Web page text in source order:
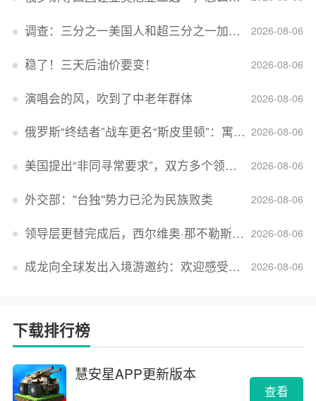
2026-08-06
调查：三分之一美国人和超三分之一加拿大人感到经济压力
2026-08-06
稳了！三天后油价要变！
2026-08-06
演唱会的风，吹到了中老年群体
2026-08-06
俄罗斯“终结者”战车更名“斯皮里顿”：寓意强大可靠，彰显俄精神力量
2026-08-06
美国提出“非同寻常要求”，双方多个领域分歧依旧，印美贸易谈判进入“关键阶段”
2026-08-06
外交部：''台独''势力已沦为民族败类
2026-08-06
领导层更替完成后，西尔维奥·那不勒斯出任Lucid首席执行官
2026-08-06
成龙向全球发出入境游邀约：欢迎感受无滤镜的真实中国
下载排行榜
慧安星APP更新版本
查看